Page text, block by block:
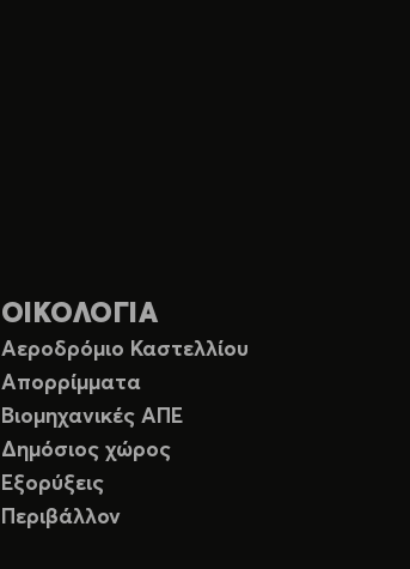
ΟΙΚΟΛΟΓΙΑ
Αεροδρόμιο Καστελλίου
Απορρίμματα
Βιομηχανικές ΑΠΕ
Δημόσιος χώρος
Εξορύξεις
Περιβάλλον